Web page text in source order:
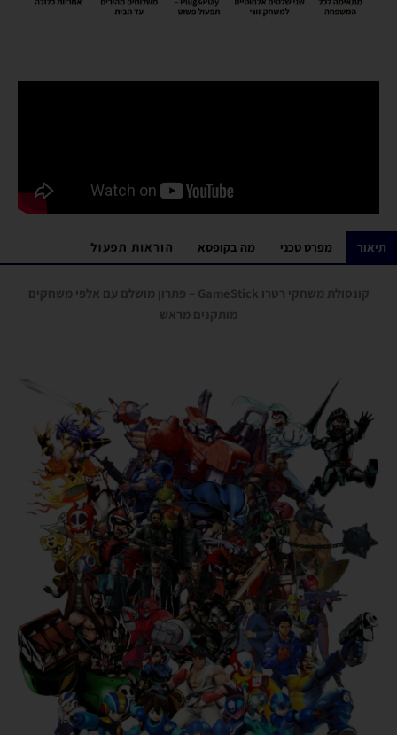
תיאור מפרט טכני מה בקופסא הוראות תפעול
קונסולת משחקי רטרו GameStick – פתרון מושלם עם אלפי משחקים
מותקנים מראש